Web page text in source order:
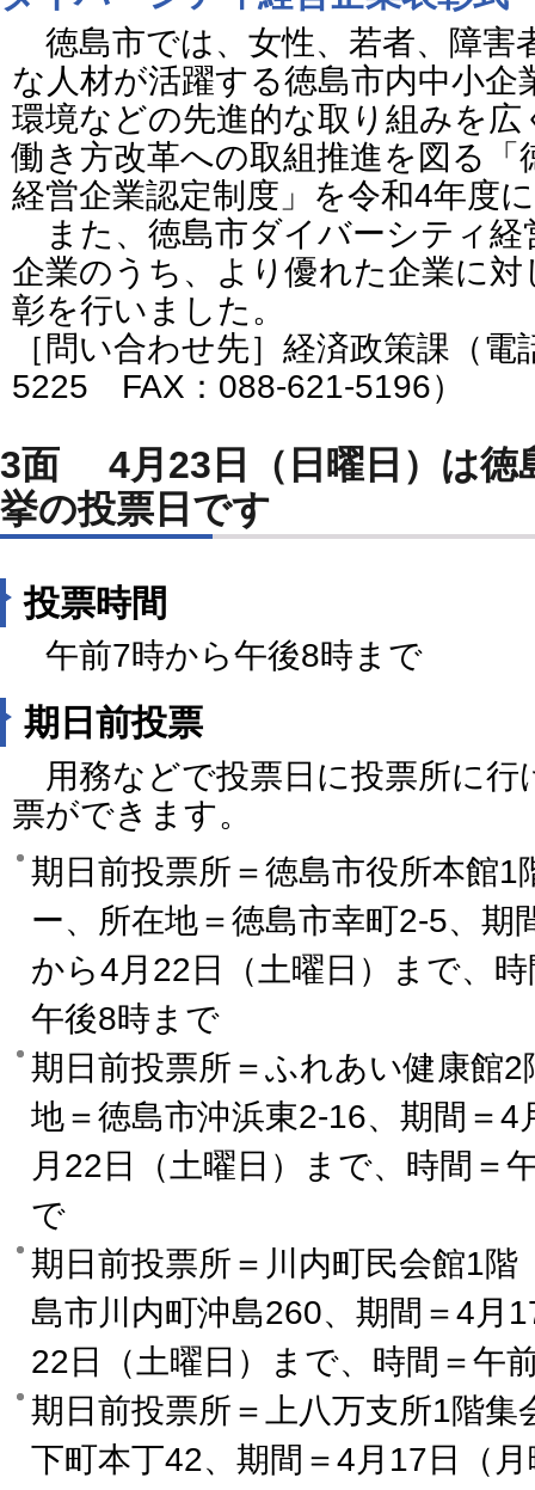
徳島市では、女性、若者、障害
な人材が活躍する徳島市内中小企
環境などの先進的な取り組みを
働き方改革への取組推進を図る
経営企業認定制度」を令和4年度
また、徳島市ダイバーシティ経
企業のうち、より優れた企業に
彰を行いました。
［問い合わせ先］経済政策課（
5225 FAX：088-621-5196）
3面 4月23日（日曜日）は徳
挙の投票日です
投票時間
午前7時から午後8時まで
期日前投票
用務などで投票日に投票所に行
票ができます。
期日前投票所＝徳島市役所本館
ー、所在地＝徳島市幸町2-5、期
から4月22日（土曜日）まで、
午後8時まで
期日前投票所＝ふれあい健康館
地＝徳島市沖浜東2-16、期間＝
月22日（土曜日）まで、時間＝
で
期日前投票所＝川内町民会館1
島市川内町沖島260、期間＝4月
22日（土曜日）まで、時間＝午
期日前投票所＝上八万支所1階集
下町本丁42、期間＝4月17日（